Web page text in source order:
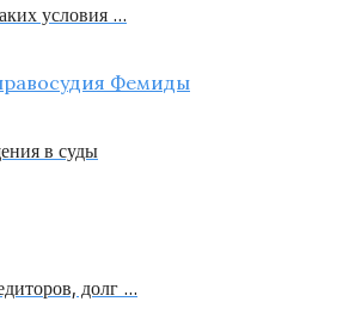
условия …
в суды
долг …